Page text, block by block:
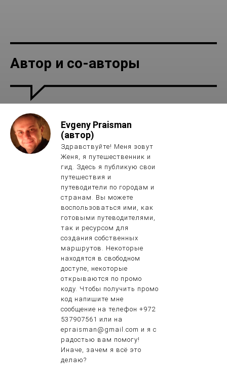
NAHAL MEIZAR
Автор и со-авторы
Evgeny Praisman
(автор)
Здравствуйте! Меня зовут
Женя, я путешественник и
гид. Здесь я публикую свои
путешествия и
путеводители по городам и
странам. Вы можете
воспользоваться ими, как
готовыми путеводителями,
так и ресурсом для
создания собственных
маршрутов. Некоторые
находятся в свободном
доступе, некоторые
открываются по промо
коду. Чтобы получить промо
код напишите мне
сообщение на телефон +972
537907561 или на
epraisman@gmail.com и я с
радостью вам помогу!
Иначе, зачем я всё это
делаю?